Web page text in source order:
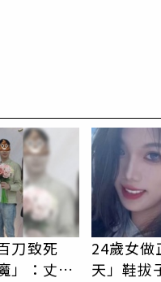
刀致死
」：丈夫
24歲女做
天」鞋